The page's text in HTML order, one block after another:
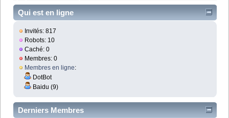
Qui est en ligne
Invités: 817
Robots: 10
Caché: 0
Membres: 0
Membres en ligne:
DotBot
Baidu (9)
Derniers Membres